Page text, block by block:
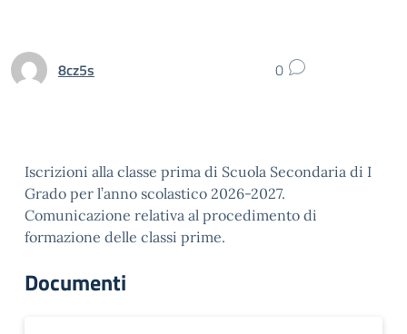
8cz5s 0
Iscrizioni alla classe prima di Scuola Secondaria di I
Grado per l’anno scolastico 2026-2027.
Comunicazione relativa al procedimento di
formazione delle classi prime.
Documenti